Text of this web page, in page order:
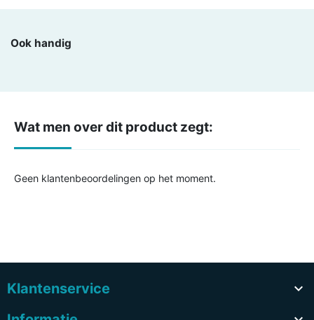
Ook handig
Wat men over dit product zegt:
Geen klantenbeoordelingen op het moment.
Klantenservice
